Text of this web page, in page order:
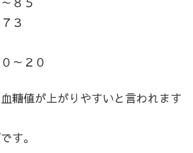
３
～２０
糖値が上がりやすいと言われます
す。